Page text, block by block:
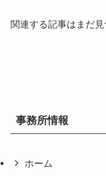
関連する記事はまだ見
事務所情報
ホーム